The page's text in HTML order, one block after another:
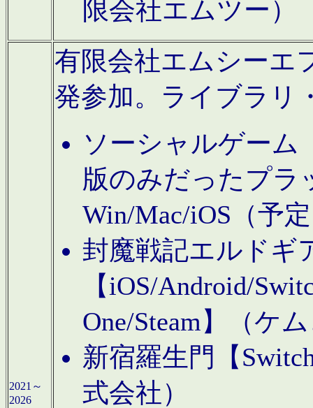
限会社エムツー）
2021～
2026
有限会社エムシーエ
発参加。ライブラリ
ソーシャルゲーム
版のみだったプラ
Win/Mac/iOS（予
封魔戦記エルドギ
【iOS/Android/
One/Steam】（ケ
新宿羅生門【
式会社）